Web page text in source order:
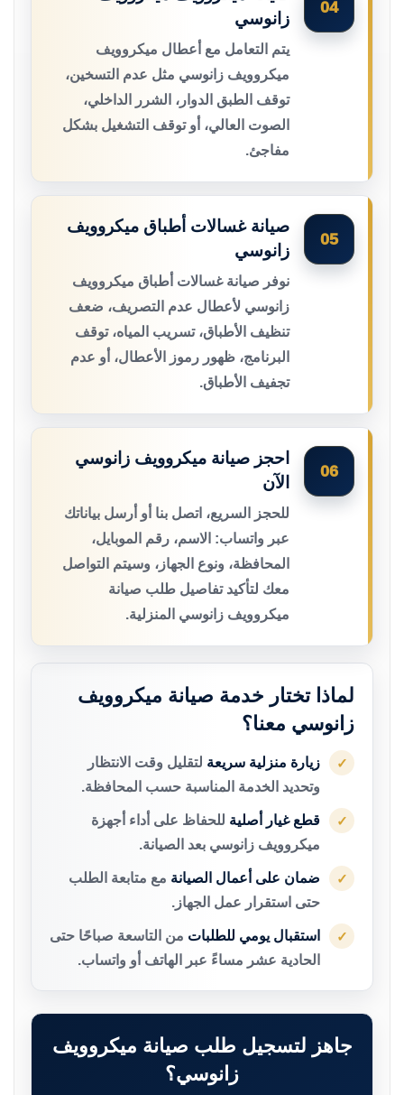
04
زانوسي
يتم التعامل مع أعطال ميكروويف
ميكروويف زانوسي مثل عدم التسخين،
توقف الطبق الدوار، الشرر الداخلي،
الصوت العالي، أو توقف التشغيل بشكل
مفاجئ.
05
صيانة غسالات أطباق ميكروويف
زانوسي
نوفر صيانة غسالات أطباق ميكروويف
زانوسي لأعطال عدم التصريف، ضعف
تنظيف الأطباق، تسريب المياه، توقف
البرنامج، ظهور رموز الأعطال، أو عدم
تجفيف الأطباق.
06
احجز صيانة ميكروويف زانوسي
الآن
للحجز السريع، اتصل بنا أو أرسل بياناتك
عبر واتساب: الاسم، رقم الموبايل،
المحافظة، ونوع الجهاز، وسيتم التواصل
معك لتأكيد تفاصيل طلب صيانة
ميكروويف زانوسي المنزلية.
لماذا تختار خدمة صيانة ميكروويف
زانوسي معنا؟
✓ زيارة منزلية سريعة لتقليل وقت الانتظار
وتحديد الخدمة المناسبة حسب المحافظة.
✓ قطع غيار أصلية للحفاظ على أداء أجهزة
ميكروويف زانوسي بعد الصيانة.
✓ ضمان على أعمال الصيانة مع متابعة الطلب
حتى استقرار عمل الجهاز.
✓ استقبال يومي للطلبات من التاسعة صباحًا حتى
الحادية عشر مساءً عبر الهاتف أو واتساب.
جاهز لتسجيل طلب صيانة ميكروويف
زانوسي؟